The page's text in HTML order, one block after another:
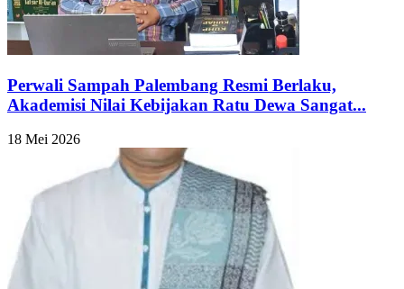
Perwali Sampah Palembang Resmi Berlaku,
Akademisi Nilai Kebijakan Ratu Dewa Sangat...
18 Mei 2026